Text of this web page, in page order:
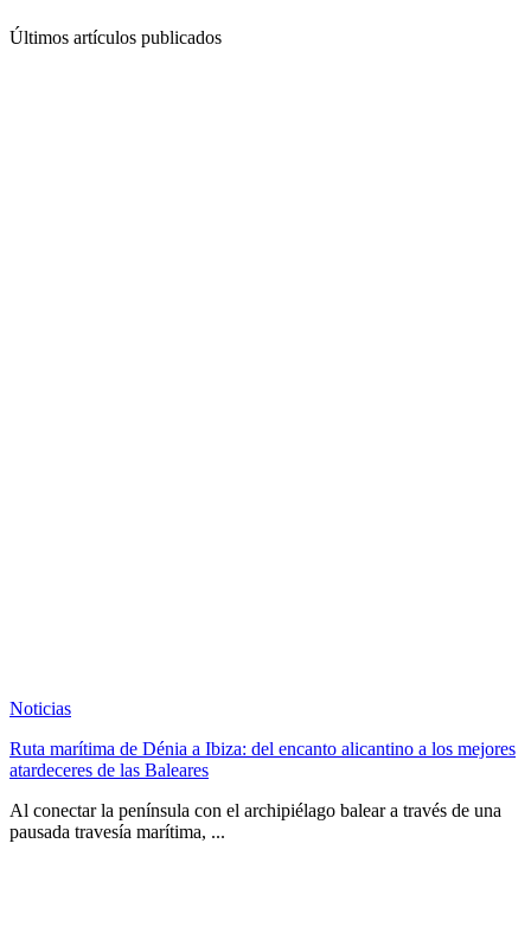
Últimos artículos publicados
Noticias
Ruta marítima de Dénia a Ibiza: del encanto alicantino a los mejores
atardeceres de las Baleares
Al conectar la península con el archipiélago balear a través de una
pausada travesía marítima, ...